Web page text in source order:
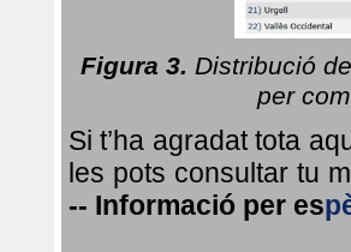
Figura 3. Distribució
per
Si t’ha agradat tota
les pots consultar tu
-- Informació per es